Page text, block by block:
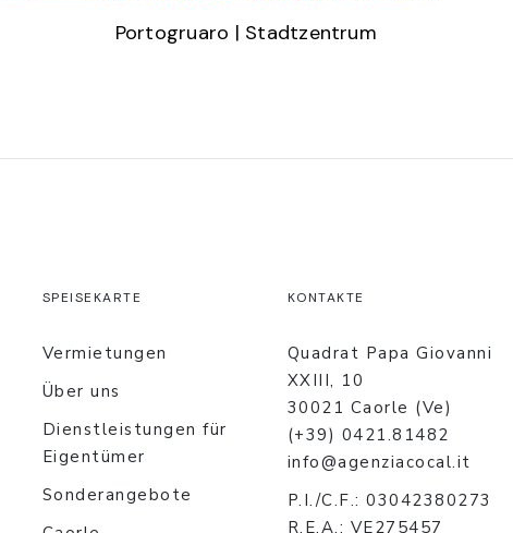
Portogruaro | Stadtzentrum
SPEISEKARTE
Vermietungen
Über uns
Dienstleistungen für
Eigentümer
Sonderangebote
KONTAKTE
Quadrat Papa Giovanni
XXIII, 10
30021 Caorle (Ve)
(+39) 0421.81482
info@agenziacocal.it
P.I./C.F.: 03042380273
R.E.A.: VE275457